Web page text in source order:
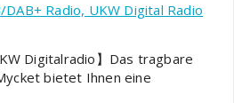
Radio, UKW Digital Radio
Digitalradio】Das tragbare
bietet Ihnen eine